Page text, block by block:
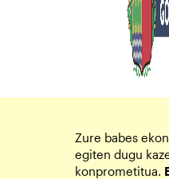
Zure babes
egiten dugu
konprometitua.